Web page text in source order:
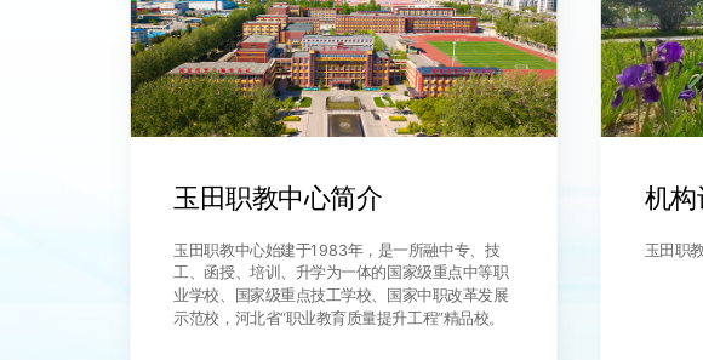
玉田职教中心简介
玉田职教中心始建于1983年，是一所融中专、技
工、函授、培训、升学为一体的国家级重点中等职
业学校、国家级重点技工学校、国家中职改革发展
示范校，河北省“职业教育质量提升工程”精品校。
机构
玉田职